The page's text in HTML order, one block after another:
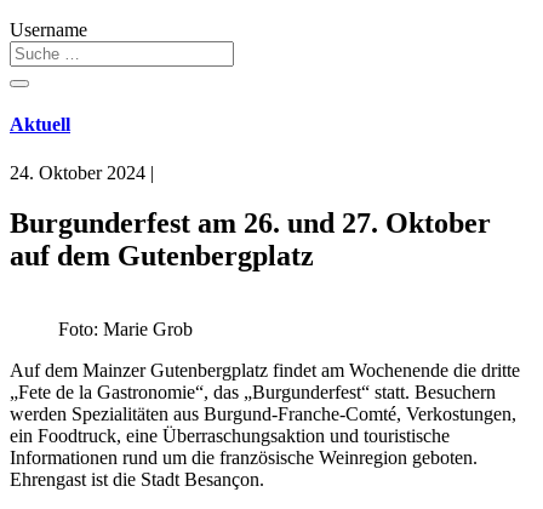
Username
Aktuell
24. Oktober 2024 |
Burgunderfest am 26. und 27. Oktober
auf dem Gutenbergplatz
Foto: Marie Grob
Auf dem Mainzer Gutenbergplatz findet am Wochenende die dritte
„Fete de la Gastronomie“, das „Burgunderfest“ statt. Besuchern
werden Spezialitäten aus Burgund-Franche-Comté, Verkostungen,
ein Foodtruck, eine Überraschungsaktion und touristische
Informationen rund um die französische Weinregion geboten.
Ehrengast ist die Stadt Besançon.